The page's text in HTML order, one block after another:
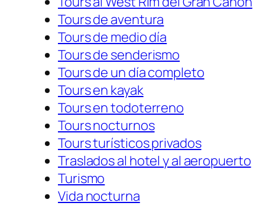
Tours de aventura
Tours de medio día
Tours de senderismo
Tours de un día completo
Tours en kayak
Tours en todoterreno
Tours nocturnos
Tours turísticos privados
Traslados al hotel y al aeropuerto
Turismo
Vida nocturna